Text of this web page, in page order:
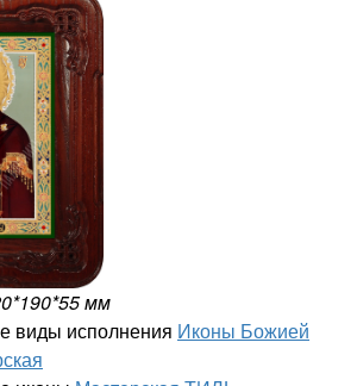
мм
виды исполнения Иконы Божией